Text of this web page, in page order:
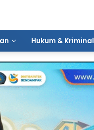
Hukum & Kriminal